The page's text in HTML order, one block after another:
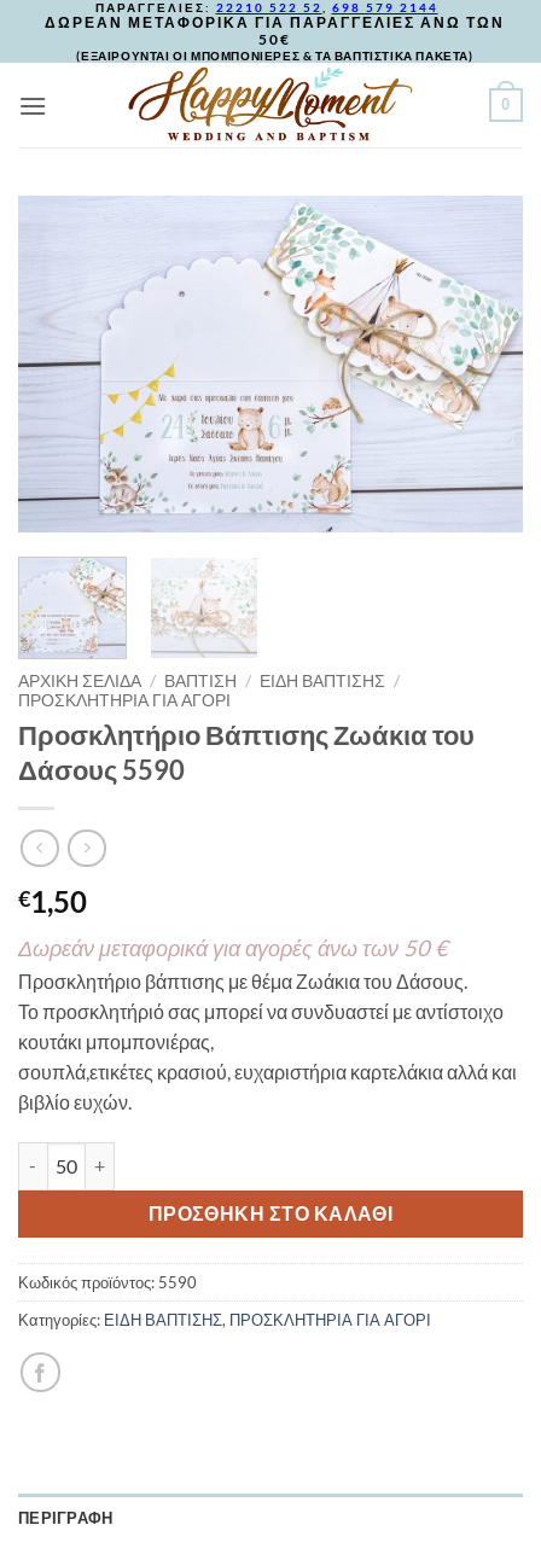
ΠΑΡΑΓΓΕΛΙΕΣ: 22210 522 52 698 579 2144
ΔΩΡΕΑΝ ΜΕΤΑΦΟΡΙΚΑ ΓΙΑ ΠΑΡΑΓΓΕΛΙΕΣ ΑΝΩ ΤΩΝ
50€
(ΕΞΑΙΡΟΥΝΤΑΙ ΟΙ ΜΠΟΜΠΟΝΙΕΡΕΣ & ΤΑ ΒΑΠΤΙΣΤΙΚΑ ΠΑΚΕΤΑ)
0
ΑΡΧΙΚΉ ΣΕΛΊΔΑ / ΒΑΠΤΙΣΗ / ΕΙΔΗ ΒΑΠΤΙΣΗΣ /
ΠΡΟΣΚΛΗΤΗΡΙΑ ΓΙΑ ΑΓΟΡΙ
Προσκλητήριο Βάπτισης Ζωάκια του
Δάσους 5590
€1,50
Δωρεάν μεταφορικά για αγορές άνω των 50 €
Προσκλητήριο βάπτισης με θέμα Ζωάκια του Δάσους.
Το προσκλητήριό σας μπορεί να συνδυαστεί με αντίστοιχο
κουτάκι μπομπονιέρας,
σουπλά,ετικέτες κρασιού, ευχαριστήρια καρτελάκια αλλά και
βιβλίο ευχών.
ΠΡΟΣΘΉΚΗ ΣΤΟ ΚΑΛΆΘΙ
Κωδικός προϊόντος: 5590
Κατηγορίες: ΕΙΔΗ ΒΑΠΤΙΣΗΣ, ΠΡΟΣΚΛΗΤΗΡΙΑ ΓΙΑ ΑΓΟΡΙ
ΠΕΡΙΓΡΑΦΉ